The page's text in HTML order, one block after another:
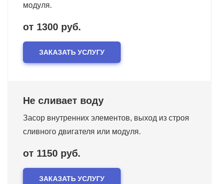
модуля.
от 1300 руб.
ЗАКАЗАТЬ УСЛУГУ
Не сливает воду
Засор внутренних элементов, выход из строя
сливного двигателя или модуля.
от 1150 руб.
ЗАКАЗАТЬ УСЛУГУ